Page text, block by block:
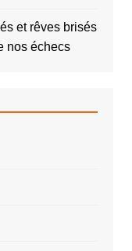
et rêves brisés
nos échecs